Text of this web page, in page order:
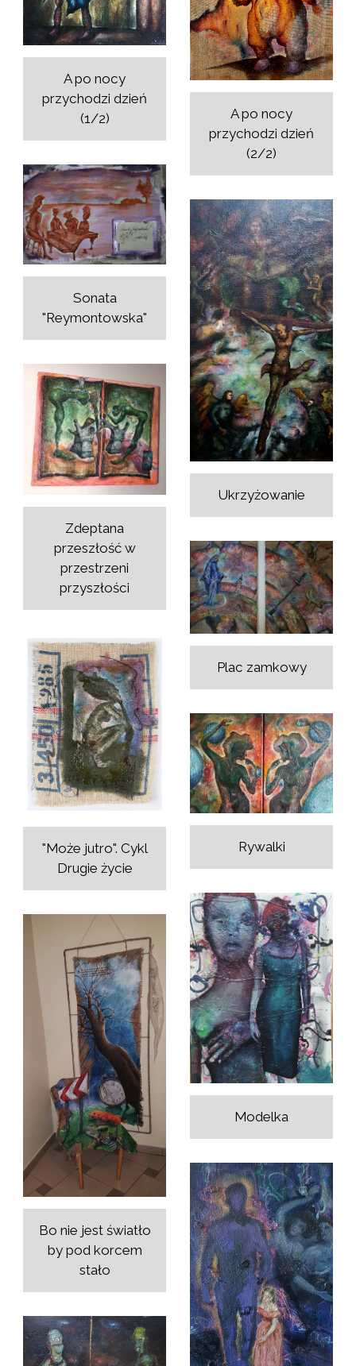
A po nocy
przychodzi dzień
(2/2)
A po nocy
przychodzi dzień
(1/2)
Sonata
"Reymontowska"
Ukrzyżowanie
Zdeptana
przeszłość w
przestrzeni
przyszłości
Plac zamkowy
"Może jutro". Cykl
Drugie życie
Rywalki
Modelka
Bo nie jest światło
by pod korcem
stało